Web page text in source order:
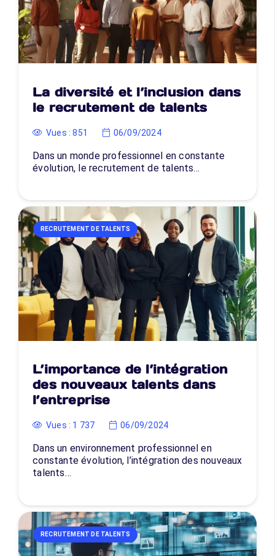
La diversité et l’inclusion dans
le recrutement de talents
Vues :851 06/09/2024
Dans un monde professionnel en constante
évolution, le recrutement de talents…
RECRUTEMENT DE TALENTS
L’importance de l’intégration
des nouveaux talents dans
l’entreprise
Vues : 1 737 06/09/2024
Dans un environnement professionnel en
constante évolution, l’intégration des nouveaux
talents…
RECRUTEMENT DE TALENTS